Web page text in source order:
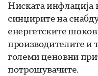
Ниската инфлација
синџирите на
енергетските
производителите и
големи ценовни
потрошувачите.